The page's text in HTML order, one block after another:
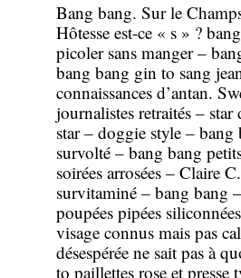
Bang bang. Sur le
Hôtesse est-ce « s » ?
picoler sans manger –
bang bang gin to sang
connaissances d’antan.
journalistes retraités –
star – doggie style –
survolté – bang bang
soirées arrosées – Claire
survitaminé – bang bang
poupées pipées
visage connus mais pas
désespérée ne sait pas à
to paillettes rose et presse